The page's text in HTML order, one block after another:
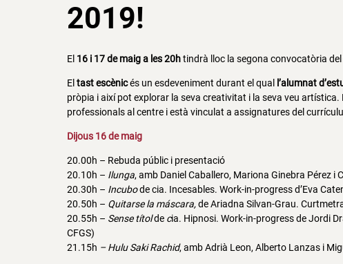
2019!
El 16 i 17 de maig a les 20htindrà lloc la segona convocatòria del
Eltast escènicés un esdeveniment durant el qual l’alumnat
pròpia i així pot explorar la seva creativitat i la seva veu
professionals al centre i està vinculat a assignatures del
Dijous 16 de maig
20.00h – Rebuda públic i presentació
20.10h – Ilunga, amb Daniel Caballero, Mariona Ginebra Pérez i
20.30h – Incubode cia. Incesables. Work-in-progress d’Eva
20.50h – Quitarse la máscara,de Ariadna Silvan-Grau.
20.55h – Sense títolde cia. Hipnosi. Work-in-progress de Jordi
CFGS)
21.15h – Hulu Saki Rachid, amb Adrià Leon, Alberto Lanzas i